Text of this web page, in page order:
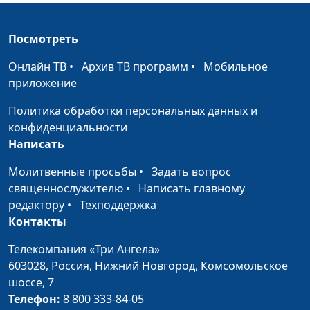
Единственный,
Особенный,
Любимый
Материнская
молитва
Светлана Малова
Я искала Тебя
Суббота Светлана Малова
Следы Светлана Малова
Се стою... Светлана Малова #1892
На коленях у Отца Светлана Малова
Посмотреть
Онлайн ТВ • Архив ТВ программ • Мобильное
приложение
Политика обработки персональных данных и
конфиденциальности
Написать
Молитвенные просьбы • Задать вопрос
священнослужителю • Написать главному
редактору • Техподдержка
Контакты
Телекомпания «Три Ангела»
603028, Россия, Нижний Новгород, Комсомольское
шоссе, 7
Телефон: 8 800 333-84-05